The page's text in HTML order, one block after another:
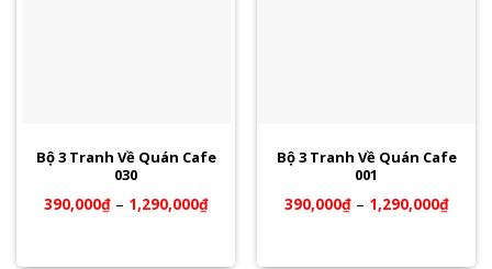
Bộ 3 Tranh Về Quán Cafe
030
390,000₫– 1,290,000₫
Bộ 3 Tranh Về Quán Cafe
001
390,000₫– 1,290,000₫